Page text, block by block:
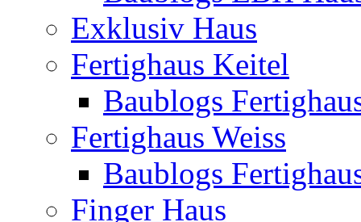
Exklusiv Haus
Fertighaus Keitel
Baublogs
Fertighaus Weiss
Baublogs
Finger Haus